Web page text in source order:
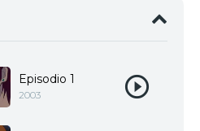
Episodio 1
2003